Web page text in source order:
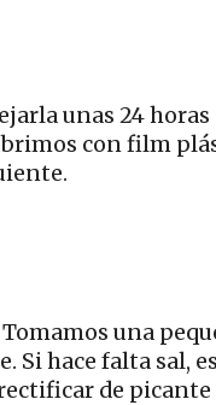
unas 24 horas
con film
una
Si hace falta sal,
de picante